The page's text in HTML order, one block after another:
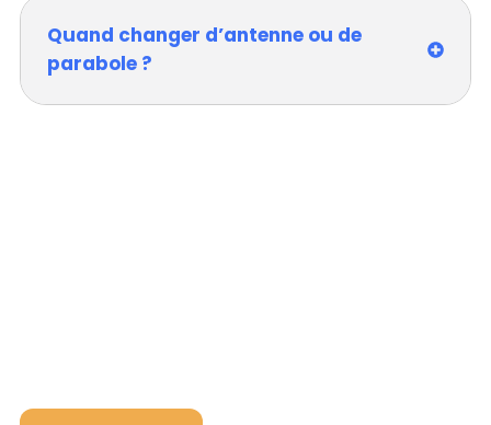
Quand changer d’antenne ou de
parabole ?